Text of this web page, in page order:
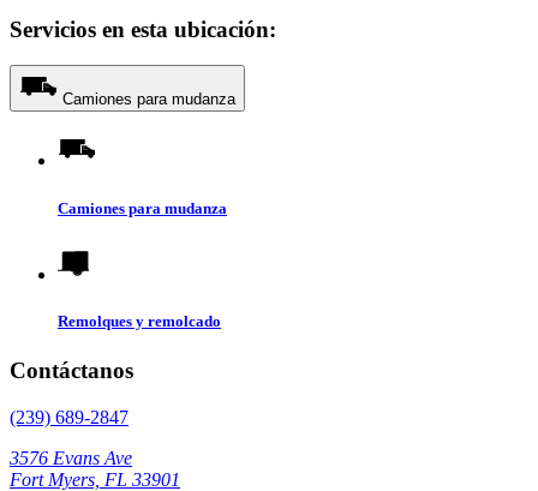
Servicios en esta ubicación:
Camiones para mudanza
Camiones para mudanza
Remolques y remolcado
Contáctanos
(239) 689-2847
3576 Evans Ave
Fort Myers, FL 33901